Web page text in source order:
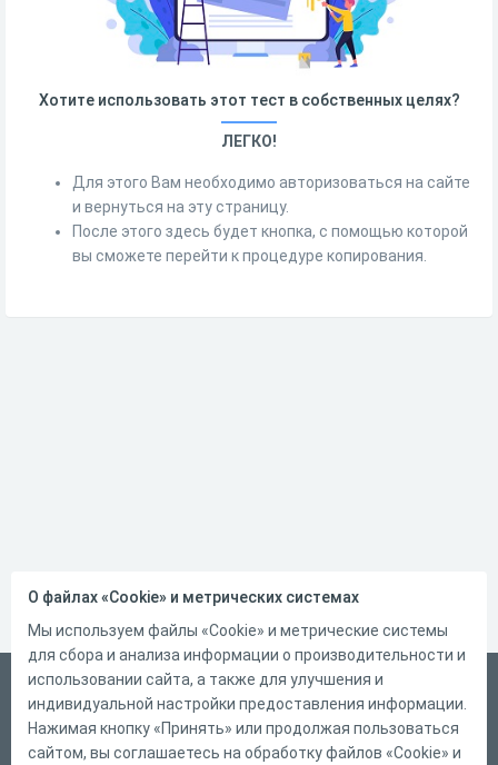
Хотите использовать этот тест в собственных целях?
ЛЕГКО!
Для этого Вам необходимо авторизоваться на сайте
и вернуться на эту страницу.
После этого здесь будет кнопка, с помощью которой
вы сможете перейти к процедуре копирования.
Русский
Справка
Форма обратной связи
О файлах «Cookie» и метрических системах
Мы используем файлы «Cookie» и метрические системы
для сбора и анализа информации о производительности и
использовании сайта, а также для улучшения и
индивидуальной настройки предоставления информации.
Нажимая кнопку «Принять» или продолжая пользоваться
сайтом, вы соглашаетесь на обработку файлов «Cookie» и